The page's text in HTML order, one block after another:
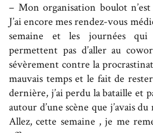
– Mon organisation boulot
J’ai encore mes rendez-vous
semaine et les journées qui
permettent pas d’aller au
sévèrement contre la
mauvais temps et le fait de
dernière, j’ai perdu la bataille et
autour d’une scène que j’avais
Allez, cette semaine , je me